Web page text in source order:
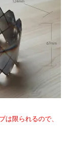
は限られるので、